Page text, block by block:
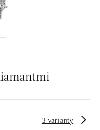
3 varianty